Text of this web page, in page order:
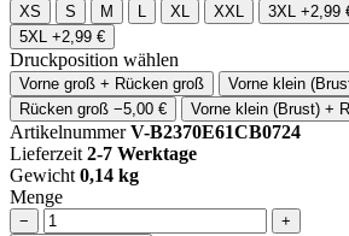
XS S M L XL XXL 3XL +2,99
5XL +2,99 €
Druckposition wählen
Vorne groß + Rücken groß Vorne klein
Rücken groß −5,00 € Vorne klein (Brust) +
Artikelnummer V-B2370E61CB0724
Lieferzeit 2-7 Werktage
Gewicht 0,14 kg
Menge
−
+